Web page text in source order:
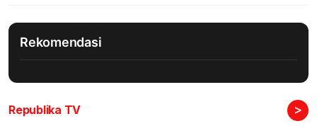
Rekomendasi
Republika TV >